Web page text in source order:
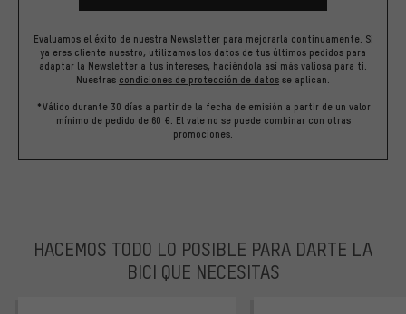
Evaluamos el éxito de nuestra Newsletter para mejorarla continuamente. Si
ya eres cliente nuestro, utilizamos los datos de tus últimos pedidos para
adaptar la Newsletter a tus intereses, haciéndola así más valiosa para ti.
Nuestras condiciones de protección de datos se aplican.
*Válido durante 30 días a partir de la fecha de emisión a partir de un valor
mínimo de pedido de 60 €. El vale no se puede combinar con otras
promociones.
HACEMOS TODO LO POSIBLE PARA DARTE LA
BICI QUE NECESITAS